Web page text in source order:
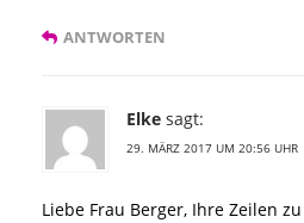
ANTWORTEN
Elke sagt:
29. MÄRZ 2017 UM 20:56 UHR
Liebe Frau Berger, Ihre Zeilen